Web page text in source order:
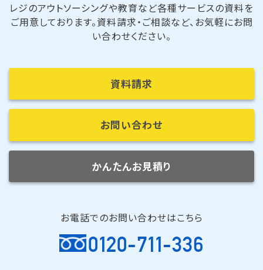
レジのアウトソーシングや教育など各種サービスの資料を
ご用意しております。資料請求・ご相談など、お気軽にお問
い合わせください。
資料請求
お問い合わせ
かんたんお見積り
お電話でのお問い合わせはこちら
0120-711-336